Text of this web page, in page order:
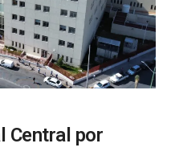
Central por